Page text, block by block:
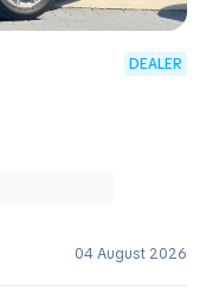
DEALER
04 August 2026